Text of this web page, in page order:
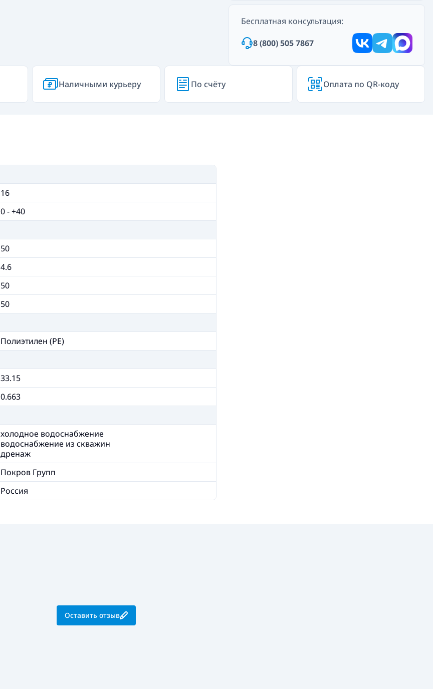
Бесплатная консультация:
8 (800) 505 7867
Наличными курьеру По счёту Оплата по QR-коду
16
0 - +40
50
4.6
50
50
Полиэтилен (PE)
33.15
0.663
холодное водоснабжение
водоснабжение из скважин
дренаж
Покров Групп
Россия
Оставить отзыв